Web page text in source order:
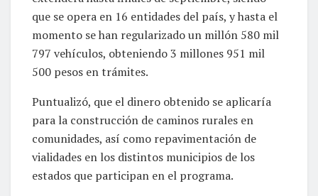
que se opera en 16 entidades del país, y hasta el
momento se han regularizado un millón 580 mil
797 vehículos, obteniendo 3 millones 951 mil
500 pesos en trámites.
Puntualizó, que el dinero obtenido se aplicaría
para la construcción de caminos rurales en
comunidades, así como repavimentación de
vialidades en los distintos municipios de los
estados que participan en el programa.